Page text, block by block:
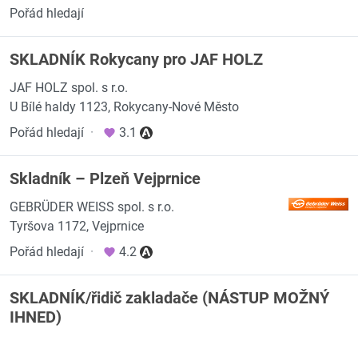
Pořád hledají
SKLADNÍK Rokycany pro JAF HOLZ
JAF HOLZ spol. s r.o.
U Bílé haldy 1123, Rokycany-Nové Město
Pořád hledají · 3.1
Skladník – Plzeň Vejprnice
GEBRÜDER WEISS spol. s r.o.
Tyršova 1172, Vejprnice
Pořád hledají · 4.2
SKLADNÍK/řidič zakladače (NÁSTUP MOŽNÝ
IHNED)